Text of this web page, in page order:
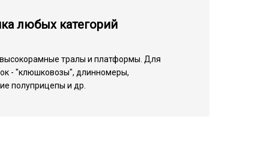
любых категорий
тралы и платформы. Для
- "клюшковозы", длинномеры,
полуприцепы и др.